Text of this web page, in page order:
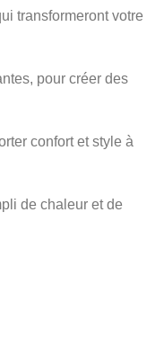
transformeront votre
pour créer des
confort et style à
de chaleur et de